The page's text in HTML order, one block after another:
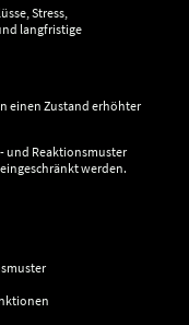
Stress,
langfristige
einen Zustand erhöhter
und Reaktionsmuster
werden.